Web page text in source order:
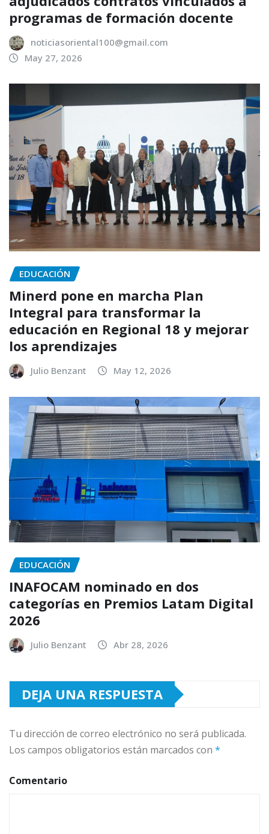
programas de formación docente
noticiasoriental100@gmail.com
May 27, 2026
EDUCACIÓN
Minerd pone en marcha Plan
Integral para transformar la
educación en Regional 18 y mejorar
los aprendizajes
Julio Benzant May 12, 2026
EDUCACIÓN
INAFOCAM nominado en dos
categorías en Premios Latam Digital
2026
Julio Benzant Abr 28, 2026
DEJA UNA RESPUESTA
Tu dirección de correo electrónico no será publicada.
Los campos obligatorios están marcados con *
Comentario